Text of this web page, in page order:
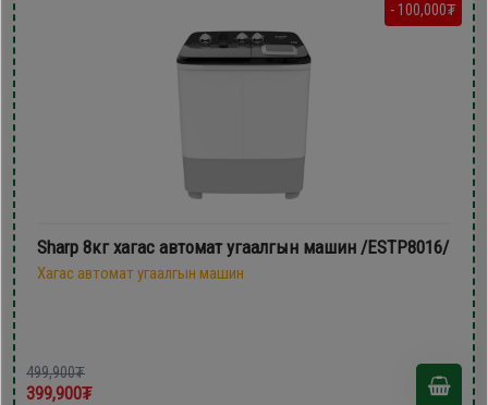
- 100,000₮
Sharp 8кг хагас автомат угаалгын машин /ESTP8016/
Хагас автомат угаалгын машин
499,900₮
399,900₮